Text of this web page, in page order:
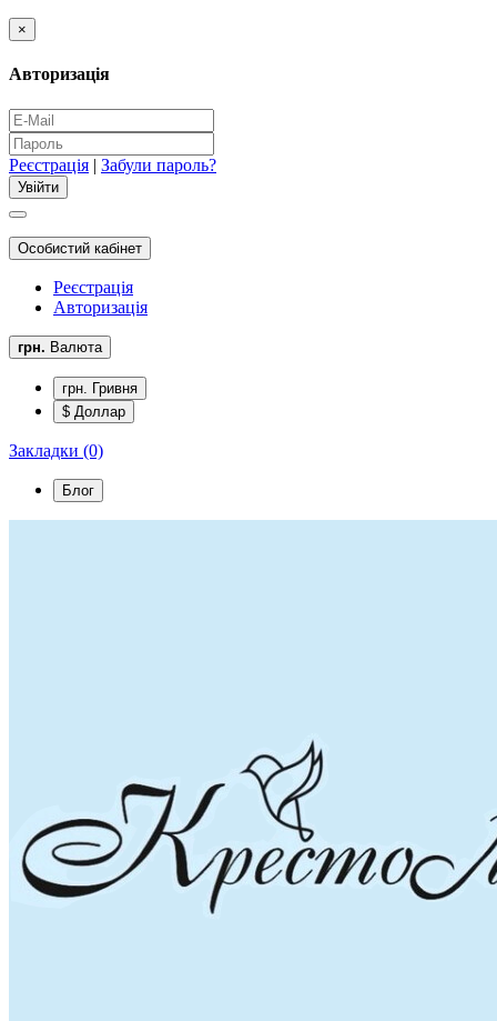
×
Авторизація
Реєстрація | Забули пароль?
Особистий кабінет
Реєстрація
Авторизація
грн. Валюта
грн. Гривня
$ Доллар
Закладки (0)
Блог